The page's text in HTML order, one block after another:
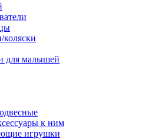
для малышей
к ним
игрушки